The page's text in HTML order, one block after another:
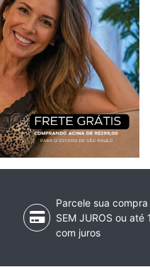
Parcele sua
SEM JUROS ou até
com juros